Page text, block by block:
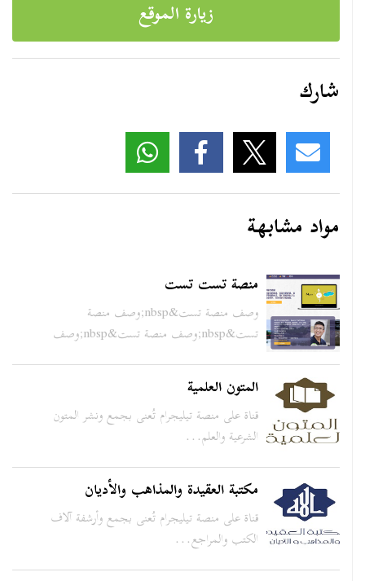
زيارة الموقع
شارك
مواد مشابهة
منصة تست تست
وصف منصة تست&nbsp;وصف منصة
تست&nbsp;وصف منصة تست&nbsp;وصف
المتون العلمية
قناة على منصة تيليجرام تُعنى بجمع ونشر المتون
الشرعية والعلم...
مكتبة العقيدة والمذاهب والأديان
قناة على منصة تيليجرام تُعنى بجمع وأرشفة آلاف
الكتب والمراجع...